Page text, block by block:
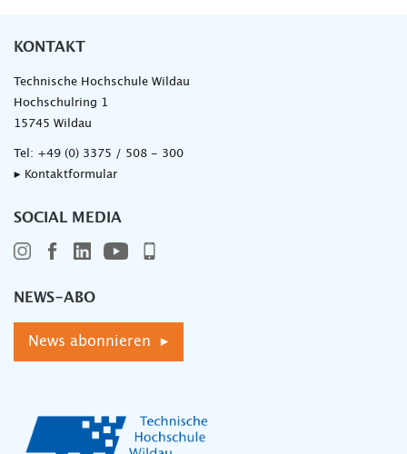
KONTAKT
Technische Hochschule Wildau
Hochschulring 1
15745 Wildau
Tel: +49 (0) 3375 / 508 - 300
▸ Kontaktformular
SOCIAL MEDIA
NEWS-ABO
News abonnieren ▸